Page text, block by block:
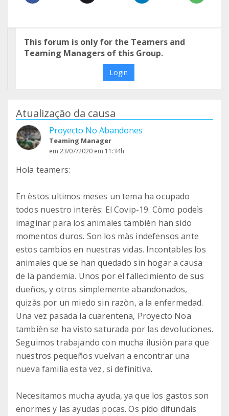
This forum is only for the Teamers and
Teaming Managers of this Group.
Login
Atualização da causa
Proyecto No Abandones
Teaming Manager
em 23/07/2020 em 11:34h
Hola teamers:
En èstos ultimos meses un tema ha ocupado
todos nuestro interès: El Covip-19. Còmo podeìs
imaginar para los animales tambièn han sido
momentos duros. Son los màs indefensos ante
estos cambios en nuestras vidas. Incontables los
animales que se han quedado sin hogar a causa
de la pandemia. Unos por el fallecimiento de sus
dueños, y otros simplemente abandonados,
quizàs por un miedo sin razòn, a la enfermedad.
Una vez pasada la cuarentena, Proyecto Noa
tambièn se ha visto saturada por las devoluciones.
Seguimos trabajando con mucha ilusiòn para que
nuestros pequeños vuelvan a encontrar una
nueva familia esta vez, si definitiva.
Necesitamos mucha ayuda, ya que los gastos son
enormes y las ayudas pocas. Os pido difundaìs